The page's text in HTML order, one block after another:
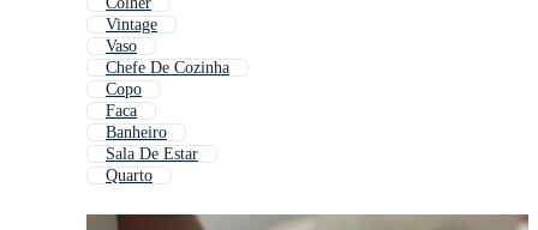
Vintage
Vaso
Chefe De Cozinha
Copo
Faca
Banheiro
Sala De Estar
Quarto